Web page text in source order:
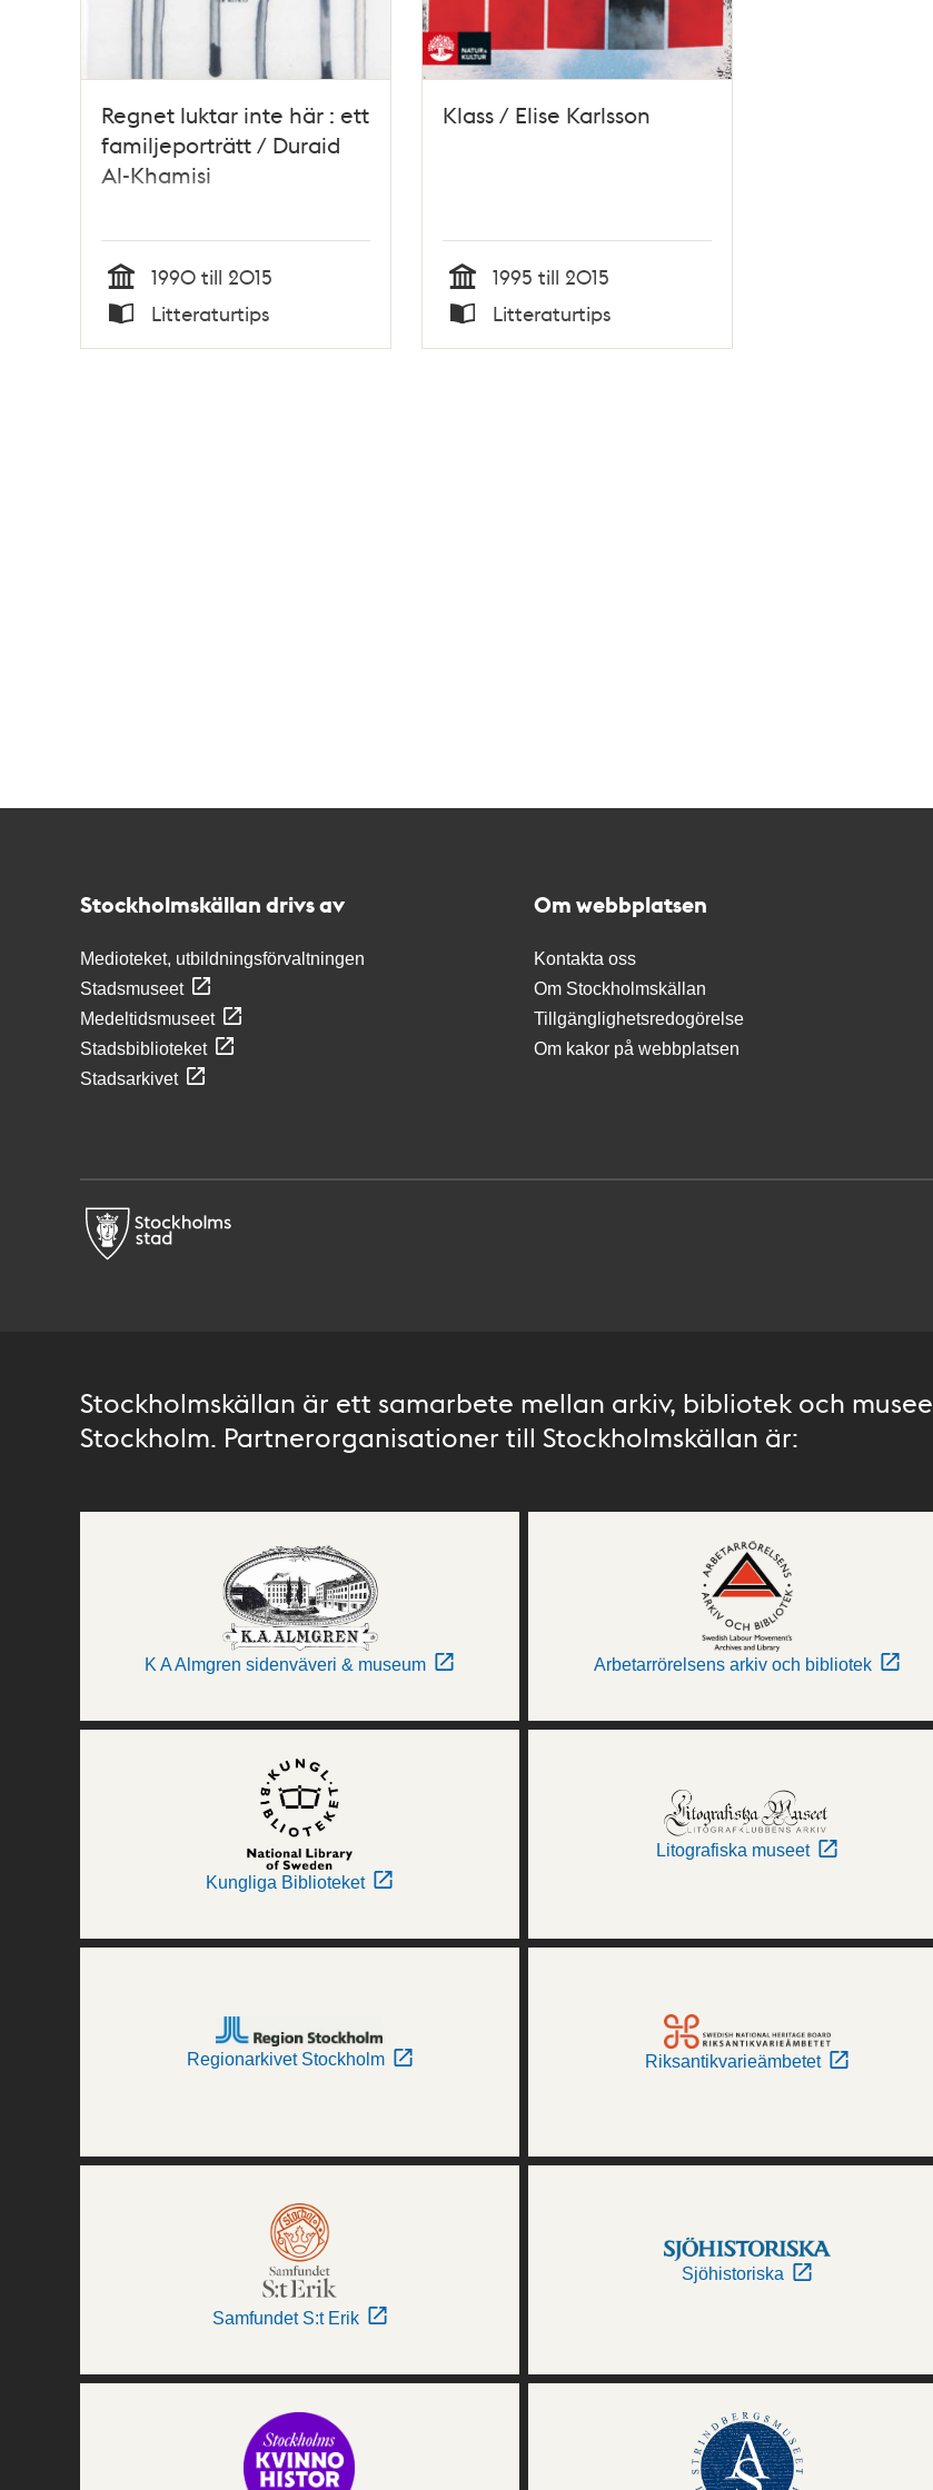
Regnet luktar inte här : ett
familjeporträtt / Duraid
Al-Khamisi
Tid
1990 till 2015
Typ
Litteraturtips
Klass / Elise Karlsson
Tid
1995 till 2015
Typ
Litteraturtips
Stockholmskällan drivs av
Medioteket, utbildningsförvaltningen
Stadsmuseet
Medeltidsmuseet
Stadsbiblioteket
Stadsarkivet
Om webbplatsen
Kontakta oss
Om Stockholmskällan
Tillgänglighetsredogörelse
Om kakor på webbplatsen
Stockholmskällan är ett samarbete mellan arkiv, bibliotek och
Stockholm. Partnerorganisationer till Stockholmskällan är:
K A Almgren sidenväveri & museum Arbetarrörelsens arkiv och bibliotek
Kungliga Biblioteket
Litografiska museet
Regionarkivet Stockholm Riksantikvarieämbetet
Samfundet S:t Erik
Sjöhistoriska